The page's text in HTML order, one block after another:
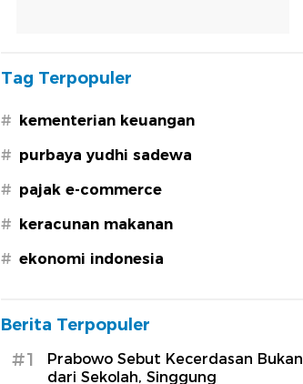
Tag Terpopuler
# kementerian keuangan
# purbaya yudhi sadewa
# pajak e-commerce
# keracunan makanan
# ekonomi indonesia
Berita Terpopuler
#1
Prabowo Sebut Kecerdasan Bukan
dari Sekolah, Singgung